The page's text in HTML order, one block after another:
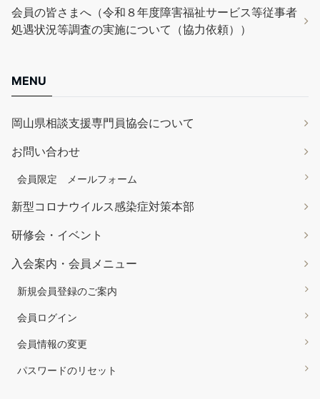
会員の皆さまへ（令和８年度障害福祉サービス等従事者
処遇状況等調査の実施について（協力依頼））
MENU
岡山県相談支援専門員協会について
お問い合わせ
会員限定 メールフォーム
新型コロナウイルス感染症対策本部
研修会・イベント
入会案内・会員メニュー
新規会員登録のご案内
会員ログイン
会員情報の変更
パスワードのリセット